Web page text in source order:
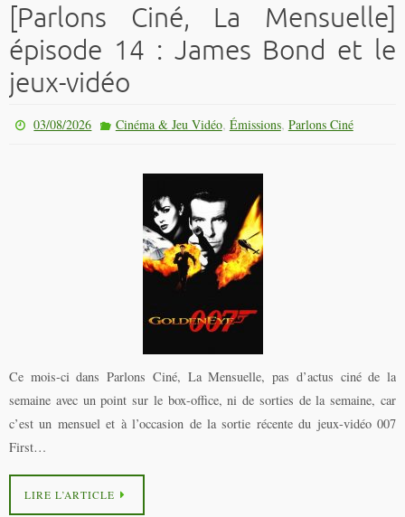
[Parlons Ciné, La Mensuelle]
épisode 14 : James Bond et le
jeux-vidéo
03/08/2026 Cinéma & Jeu Vidéo, Émissions, Parlons Ciné
Ce mois-ci dans Parlons Ciné, La Mensuelle, pas d’actus ciné de la
semaine avec un point sur le box-office, ni de sorties de la semaine, car
c’est un mensuel et à l’occasion de la sortie récente du jeux-vidéo 007
First…
LIRE L’ARTICLE